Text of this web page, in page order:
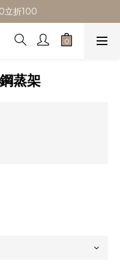
立折100
立折100
免運
立折100
蒸架